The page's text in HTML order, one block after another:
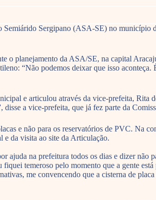
Sergipano (ASA-SE) no município
o planejamento da ASA/SE, na capital
“Não podemos deixar que isso aconteça.
e articulou através da vice-prefeita, Rita
a vice-prefeita, que já fez parte da
e não para os reservatórios de PVC. Na
e da visita ao site da Articulação.
ajuda na prefeitura todos os dias e dizer não
temeroso pelo momento que a gente
me convencendo que a cisterna de